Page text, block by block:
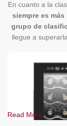
En cuanto a la
siempre es
grupo de
llegue a
Read More